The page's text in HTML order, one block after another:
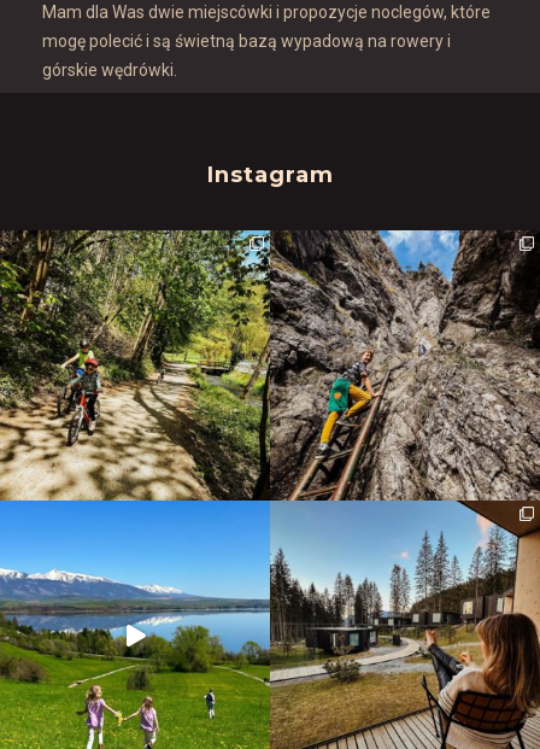
Mam dla Was dwie miejscówki i propozycje noclegów, które
mogę polecić i są świetną bazą wypadową na rowery i
górskie wędrówki.
Instagram